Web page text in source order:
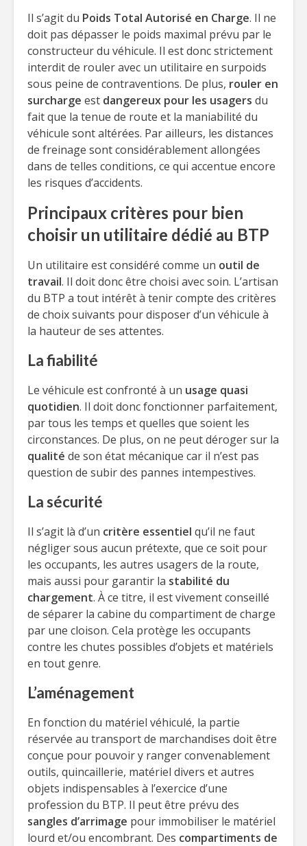
Il s’agit du Poids Total Autorisé en Charge. Il ne
doit pas dépasser le poids maximal prévu par le
constructeur du véhicule. Il est donc strictement
interdit de rouler avec un utilitaire en surpoids
sous peine de contraventions. De plus, rouler en
surcharge est dangereux pour les usagers du
fait que la tenue de route et la maniabilité du
véhicule sont altérées. Par ailleurs, les distances
de freinage sont considérablement allongées
dans de telles conditions, ce qui accentue encore
les risques d’accidents.
Principaux critères pour bien
choisir un utilitaire dédié au BTP
Un utilitaire est considéré comme un outil de
travail. Il doit donc être choisi avec soin. L’artisan
du BTP a tout intérêt à tenir compte des critères
de choix suivants pour disposer d’un véhicule à
la hauteur de ses attentes.
La fiabilité
Le véhicule est confronté à un usage quasi
quotidien. Il doit donc fonctionner parfaitement,
par tous les temps et quelles que soient les
circonstances. De plus, on ne peut déroger sur la
qualité de son état mécanique car il n’est pas
question de subir des pannes intempestives.
La sécurité
Il s’agit là d’un critère essentiel qu’il ne faut
négliger sous aucun prétexte, que ce soit pour
les occupants, les autres usagers de la route,
mais aussi pour garantir la stabilité du
chargement. À ce titre, il est vivement conseillé
de séparer la cabine du compartiment de charge
par une cloison. Cela protège les occupants
contre les chutes possibles d’objets et matériels
en tout genre.
L’aménagement
En fonction du matériel véhiculé, la partie
réservée au transport de marchandises doit être
conçue pour pouvoir y ranger convenablement
outils, quincaillerie, matériel divers et autres
objets indispensables à l’exercice d’une
profession du BTP. Il peut être prévu des
sangles d’arrimage pour immobiliser le matériel
lourd et/ou encombrant. Des compartiments de